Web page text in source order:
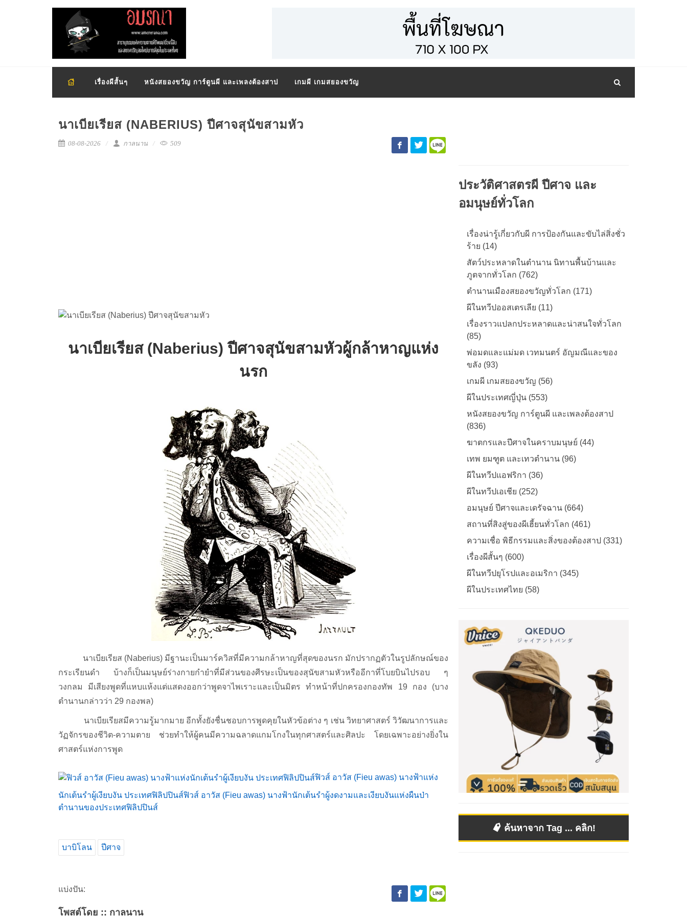
เรื่องผีสั้นๆ หนังสยองขวัญ การ์ตูนผี และเพลงต้องสาป เกมผี เกมสยองขวัญ
นาเบียเรียส (NABERIUS) ปีศาจสุนัขสามหัว
08-08-2026 กาลนาน 509
นาเบียเรียส (Naberius) ปีศาจสุนัขสามหัวผู้กล้าหาญแห่ง
นรก
นาเบียเรียส (Naberius) มีฐานะเป็นมาร์ควิสที่มีความกล้าหาญที่สุดของนรก มักปรากฏตัวในรูปลักษณ์ของ
กระเรียนดำ บ้างก็เป็นมนุษย์ร่างกายกำยำที่มีส่วนของศีรษะเป็นของสุนัขสามหัวหรืออีกาที่โบยบินไปรอบ ๆ
วงกลม มีเสียงพูดที่แหบแห้งแต่แสดงออกว่าพูดจาไพเราะและเป็นมิตร ทำหน้าที่ปกครองกองทัพ 19 กอง (บาง
ตำนานกล่าวว่า 29 กองพล)
นาเบียเรียสมีความรู้มากมาย อีกทั้งยังชื่นชอบการพูดคุยในหัวข้อต่าง ๆ เช่น วิทยาศาสตร์ วิวัฒนาการและ
วัฏจักรของชีวิต-ความตาย ช่วยทำให้ผู้คนมีความฉลาดแกมโกงในทุกศาสตร์และศิลปะ โดยเฉพาะอย่างยิ่งใน
ศาสตร์แห่งการพูด
ฟิวส์ อาวัส (Fieu awas) นางฟ้าแห่ง
นักเต้นรำผู้เงียบงัน ประเทศฟิลิปปินส์ฟิวส์ อาวัส (Fieu awas) นางฟ้านักเต้นรำผู้งดงามและเงียบงันแห่งผืนป่า
ตำนานของประเทศฟิลิปปินส์
บาบิโลน ปีศาจ
แบ่งปัน:
โพสต์โดย :: กาลนาน
ประวัติศาสตรผี ปีศาจ และ
อมนุษย์ทั่วโลก
เรื่องน่ารู้เกี่ยวกับผี การป้องกันและขับไล่สิ่งชั่ว
ร้าย (14)
สัตว์ประหลาดในตำนาน นิทานพื้นบ้านและ
ภูตจากทั่วโลก (762)
ตำนานเมืองสยองขวัญทั่วโลก (171)
ผีในทวีปออสเตรเลีย (11)
เรื่องราวแปลกประหลาดและน่าสนใจทั่วโลก
(85)
พ่อมดและแม่มด เวทมนตร์ อัญมณีและของ
ขลัง (93)
เกมผี เกมสยองขวัญ (56)
ผีในประเทศญี่ปุ่น (553)
หนังสยองขวัญ การ์ตูนผี และเพลงต้องสาป
(836)
ฆาตกรและปีศาจในคราบมนุษย์ (44)
เทพ ยมฑูต และเทวตำนาน (96)
ผีในทวีปแอฟริกา (36)
ผีในทวีปเอเชีย (252)
อมนุษย์ ปีศาจและเดรัจฉาน (664)
สถานที่สิงสู่ของผีเฮี้ยนทั่วโลก (461)
ความเชื่อ พิธีกรรมและสิ่งของต้องสาป (331)
เรื่องผีสั้นๆ (600)
ผีในทวีปยุโรปและอเมริกา (345)
ผีในประเทศไทย (58)
ค้นหาจาก Tag ... คลิก!